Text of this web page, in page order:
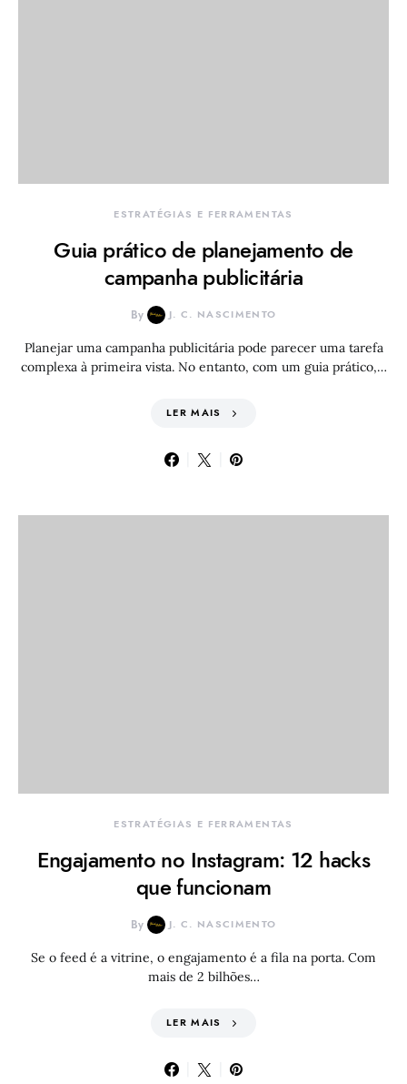
ESTRATÉGIAS E FERRAMENTAS
Guia prático de planejamento de
campanha publicitária
By J. C. NASCIMENTO
Planejar uma campanha publicitária pode parecer uma tarefa
complexa à primeira vista. No entanto, com um guia prático,…
LER MAIS
ESTRATÉGIAS E FERRAMENTAS
Engajamento no Instagram: 12 hacks
que funcionam
By J. C. NASCIMENTO
Se o feed é a vitrine, o engajamento é a fila na porta. Com
mais de 2 bilhões…
LER MAIS